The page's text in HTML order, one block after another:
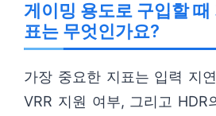
게이밍 용도로 구입할 때
표는 무엇인가요?
가장 중요한 지표는 입력 지
VRR 지원 여부, 그리고 HDR